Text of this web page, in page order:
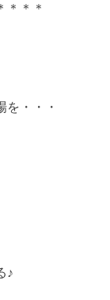
＊＊＊
を・・・
♪